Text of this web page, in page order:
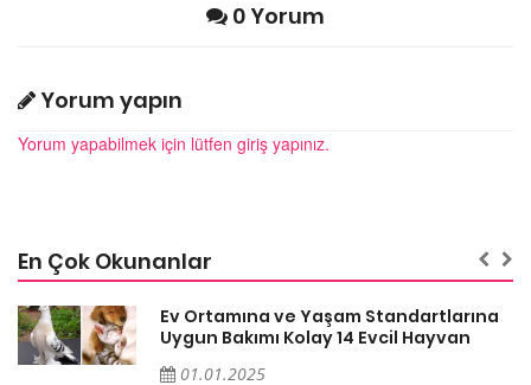
0 Yorum
Yorum yapın
Yorum yapabilmek için lütfen giriş yapınız.
En Çok Okunanlar
Ev Ortamına ve Yaşam Standartlarına
Uygun Bakımı Kolay 14 Evcil Hayvan
01.01.2025